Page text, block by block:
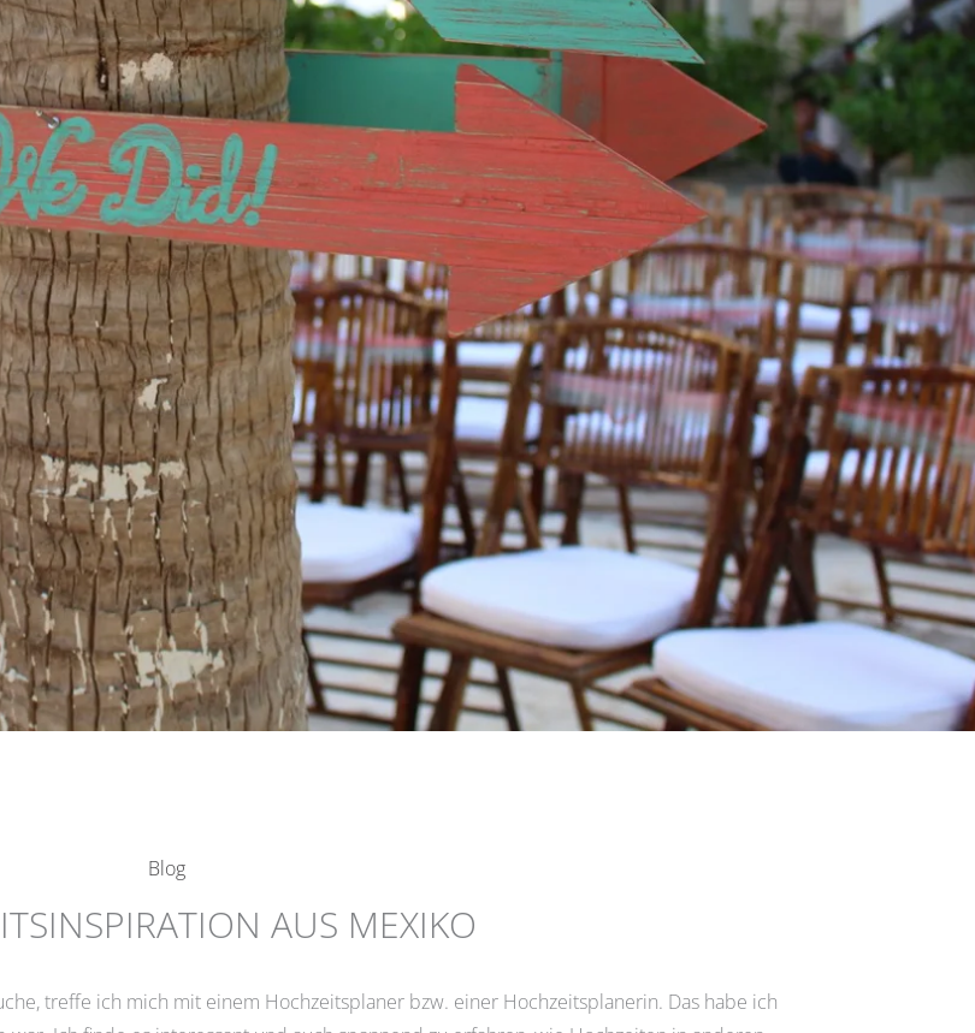
Blog
AUS MEXIKO
treffe ich mich mit einem Hochzeitsplaner bzw. einer Hochzeitsplanerin. Das habe ich